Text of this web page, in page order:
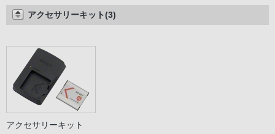
アクセサリーキット(3)
アクセサリーキット